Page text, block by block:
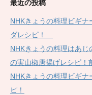
最近の投稿
NHKきょうの料理ビギ
ダレシピ！
NHKきょうの料理はあ
の実山椒唐揚げレシピ！
NHKきょうの料理ビギ
ピ！